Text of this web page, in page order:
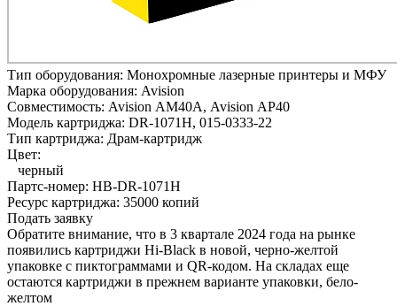
Тип оборудования: Монохромные лазерные принтеры и МФУ
Марка оборудования: Avision
Совместимость: Avision AM40A, Avision AP40
Модель картриджа: DR-1071H, 015-0333-22
Тип картриджа: Драм-картридж
Цвет:
черный
Партс-номер: HB-DR-1071H
Ресурс картриджа: 35000 копий
Подать заявку
Обратите внимание, что в 3 квартале 2024 года на рынке
появились картриджи Hi-Black в новой, черно-желтой
упаковке с пиктограммами и QR-кодом. На складах еще
остаются картриджи в прежнем варианте упаковки, бело-
желтом